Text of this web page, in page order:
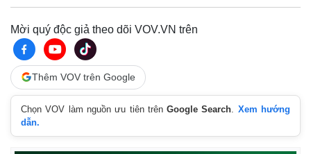
Kinh tế
Bất động sản
Khởi nghiệp
Tỷ giá
Chứng khoán
Mời quý độc giả theo dõi VOV.VN trên
Thêm VOV trên Google
Chọn VOV làm nguồn ưu tiên trênGoogle Search
Xem hướng
dẫn.